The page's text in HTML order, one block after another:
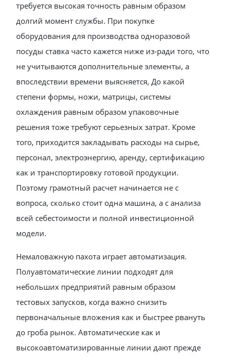
требуется высокая точность равным образом
долгий момент службы. При покупке
оборудования для производства одноразовой
посуды ставка часто кажется ниже из-ради того, что
не учитываются дополнительные элементы, а
впоследствии времени выясняется, До какой
степени формы, ножи, матрицы, системы
охлаждения равным образом упаковочные
решения тоже требуют серьезных затрат. Кроме
того, приходится закладывать расходы на сырье,
персонал, электроэнергию, аренду, сертификацию
как и транспортировку готовой продукции.
Поэтому грамотный расчет начинается не с
вопроса, сколько стоит одна машина, а с анализа
всей себестоимости и полной инвестиционной
модели.
Немаловажную пахота играет автоматизация.
Полуавтоматические линии подходят для
небольших предприятий равным образом
тестовых запусков, когда важно снизить
первоначальные вложения как и быстрее рвануть
до гроба рынок. Автоматические как и
высокоавтоматизированные линии дают прежде